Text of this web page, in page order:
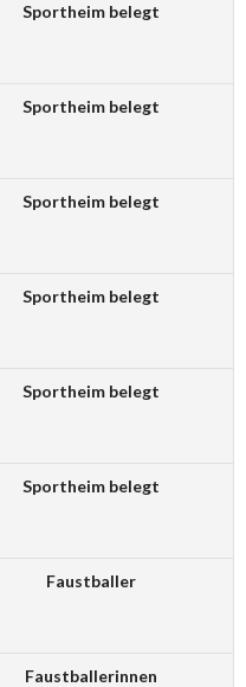
Sportheim belegt
Sportheim belegt
Sportheim belegt
Sportheim belegt
Sportheim belegt
Sportheim belegt
Faustballer
Faustballerinnen